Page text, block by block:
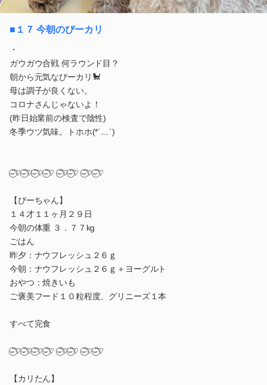
■１７ 今朝のぴーカリ
・
ガウガウ合戦 何ラウンド目？
朝から元気なぴーカリ🐩
母は調子が良くない。
コロナさんじゃないよ！
(昨日始業前の検査で陰性)
冬季ウツ気味。トホホ(*´﹏`)
⌣̈⃝♡⌣̈⃝♡⌣̈⃝♡⌣̈⃝♡ ⌣̈⃝♡⌣̈⃝♡ ⌣̈⃝♡⌣̈⃝♡
【ぴーちゃん】
１４才１１ヶ月２９日
今朝の体重 ３．７７kg
ごはん
昨夕：ナウフレッシュ２６ｇ
今朝：ナウフレッシュ２６ｇ＋ヨーグルト
おやつ：焼きいも
ご褒美フード１０粒程度、グリニーズ１本
すべて完食
⌣̈⃝♡⌣̈⃝♡⌣̈⃝♡⌣̈⃝♡ ⌣̈⃝♡⌣̈⃝♡ ⌣̈⃝♡⌣̈⃝♡
【カリたん】